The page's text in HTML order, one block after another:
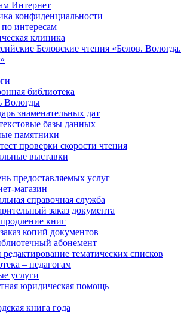
Интернет
конфиденциальности
интересам
клиника
Беловские чтения «Белов. Вологда.
библиотека
Вологды
знаменательных дат
базы данных
памятники
проверки скорости чтения
выставки
предоставляемых услуг
магазин
справочная служба
заказ документа
книг
копий документов
абонемент
редактирование тематических списков
– педагогам
услуги
юридическая помощь
книга года